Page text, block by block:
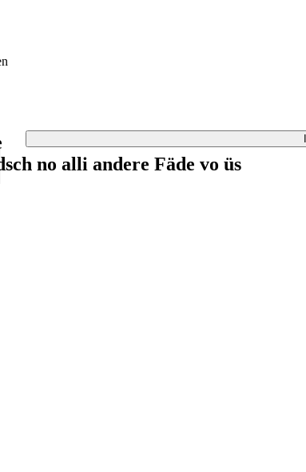
no alli andere Fäde vo üs